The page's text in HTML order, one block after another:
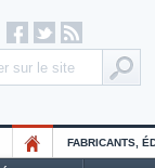
FABRICANTS,